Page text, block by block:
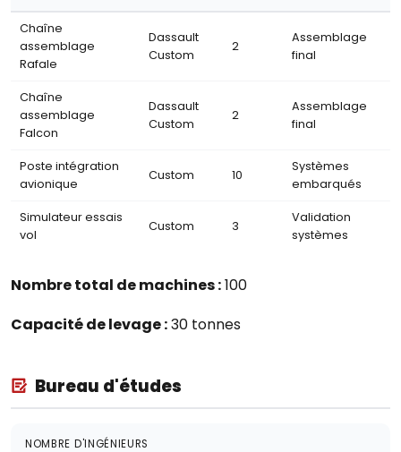
Chaîne
assemblage
Rafale
Dassault
Custom
2
Assemblage
final
Chaîne
assemblage
Falcon
Dassault
Custom
2
Assemblage
final
Poste intégration
avionique
Custom 10
Systèmes
embarqués
Simulateur essais
vol
Custom 3
Validation
systèmes
Nombre total de machines :100
Capacité de levage :30 tonnes
Bureau d'études
NOMBRE D'INGÉNIEURS